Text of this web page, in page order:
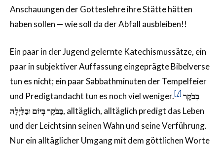
Anschauungen der Gotteslehre ihre Stätte hätten
haben sollen — wie soll da der Abfall ausbleiben!!
Ein paar in der Jugend gelernte Katechismussätze, ein
paar in subjektiver Auffassung eingeprägte Bibelverse
tun es nicht; ein paar Sabbathminuten der Tempelfeier
und Predigtandacht tun es noch viel weniger.[7] בַּבֹּקֶר
בַּבֹּקֶר בְּיוֹם וּבַלַּיְלָה, alltäglich, alltäglich predigt das Leben
und der Leichtsinn seinen Wahn und seine Verführung.
Nur ein alltäglicher Umgang mit dem göttlichen Worte